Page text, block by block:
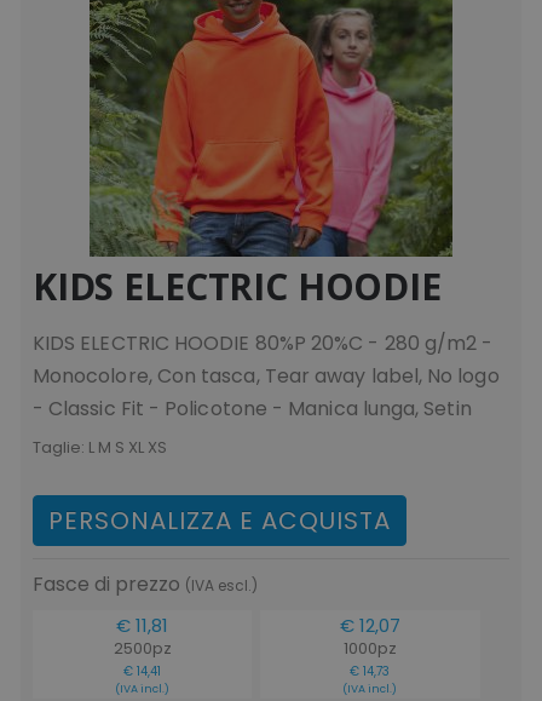
KIDS ELECTRIC HOODIE
KIDS ELECTRIC HOODIE 80%P 20%C - 280 g/m2 -
Monocolore, Con tasca, Tear away label, No logo
- Classic Fit - Policotone - Manica lunga, Setin
Taglie: L M S XL XS
PERSONALIZZA E ACQUISTA
Fasce di prezzo (IVA escl.)
€ 11,81
2500pz
€ 14,41
(IVA incl.)
€ 12,07
1000pz
€ 14,73
(IVA incl.)
FUNZIONALITÀ
NON CLASSIFICATI
Strettamente necessari
Performance
Targeting
Funzionalità
Non classificati
I cookie strettamente necessari consentono le
l'accesso dell'utente e la gestione dell'account.
Il sito web non può essere utilizzato
correttamente senza i cookie strettamente
utm_campaign
mage-cache-sessid